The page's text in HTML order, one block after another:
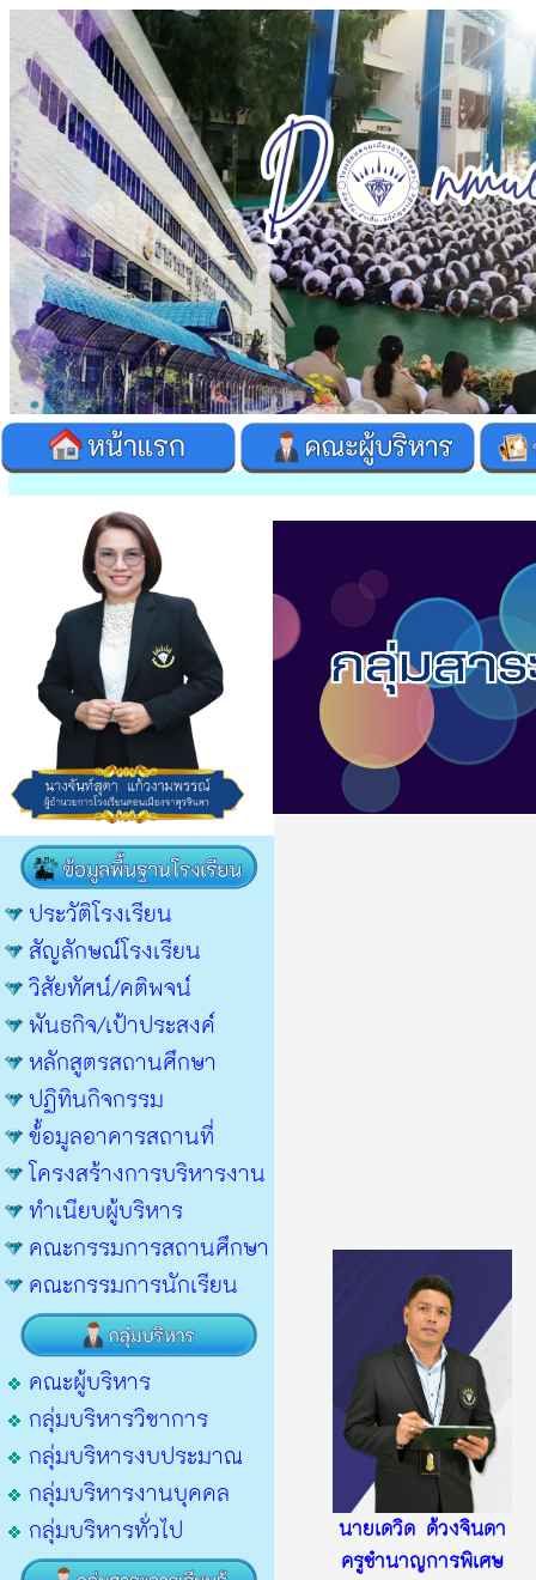
นายเดวิด ด้วงจินดา
ครูชำนาญการพิเศษ
ประวัติโรงเรียน
สัญลักษณ์โรงเรียน
วิสัยทัศน์/คติพจน์
พันธกิจ/เป้าประสงค์
หลักสูตรสถานศึกษา
ปฏิทินกิจกรรม
ข้้อมูลอาคารสถานที่
โครงสร้างการบริหารงาน
ทำเนียบผู้บริหาร
คณะกรรมการสถานศึกษา
คณะกรรมการนักเรียน
คณะผู้บริหาร
กลุ่มบริหารวิชาการ
กลุ่มบริหารงบประมาณ
กลุ่มบริหารงานบุคคล
กลุ่มบริหารทั่วไป